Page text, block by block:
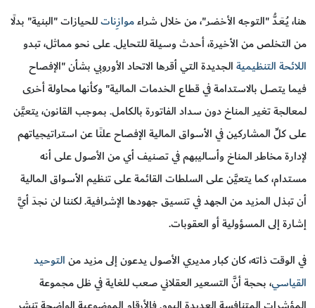
هنا، يُـعَـدُّ "التوجه الأخضر"، من خلال شراءموازِناتللحيازات "البنية" بدلًا
من التخلص من الأخيرة، أحدث وسيلة للتحايل. على نحو مماثل، تبدو
اللائحة التنظيميةالجديدة التي أقرها الاتحاد الأوروبي بشأن "الإفصاح
فيما يتصل بالاستدامة في قطاع الخدمات المالية" وكأنها محاولة أخرى
لمعالجة تغير المناخ دون سداد الفاتورة بالكامل. بموجب القانون، يتعيَّن
على كلِّ المشاركين في الأسواق المالية الإفصاح علنًا عن استراتيجياتهم
لإدارة مخاطر المناخ وأساليبهم في تصنيف أي من الأصول على أنه
مستدام، كما يتعيَّن على السلطات القائمة على تنظيم الأسواق المالية
أن تبذل المزيد من الجهد في تنسيق جهودها الإشرافية. لكننا لن نجدَ أيَّ
إشارة إلى المسؤولية أو العقوبات.
في الوقت ذاته، كان كبار مديري الأصول يدعون إلى مزيد منالتوحيد
القياسي، بحجة أنَّ التسعير العقلاني صعب للغاية في ظل مجموعة